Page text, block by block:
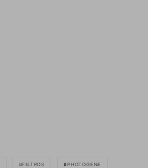
FILTROS PHOTOGENE